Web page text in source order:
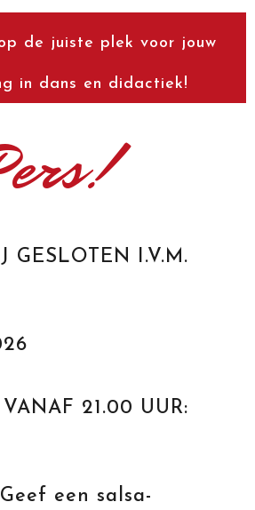
de juiste plek voor jouw
in dans en didactiek!
GESLOTEN I.V.M.
21.00 UUR:
een salsa-